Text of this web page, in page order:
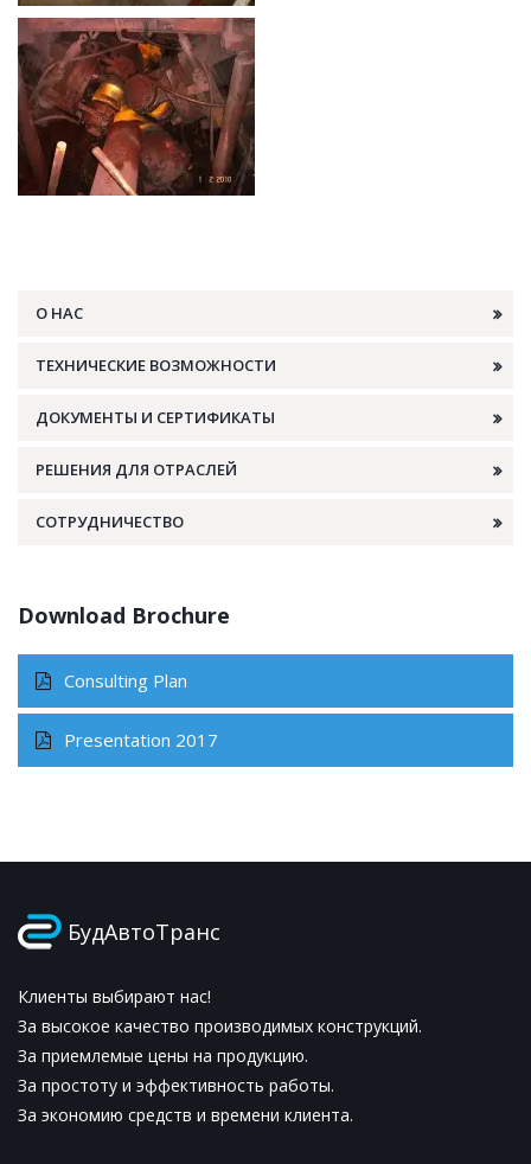
О НАС
ТЕХНИЧЕСКИЕ ВОЗМОЖНОСТИ
ДОКУМЕНТЫ И СЕРТИФИКАТЫ
РЕШЕНИЯ ДЛЯ ОТРАСЛЕЙ
СОТРУДНИЧЕСТВО
Download Brochure
Consulting Plan
Presentation 2017
БудАвтоТранс
Клиенты выбирают нас!
За высокое качество производимых конструкций.
За приемлемые цены на продукцию.
За простоту и эффективность работы.
За экономию средств и времени клиента.